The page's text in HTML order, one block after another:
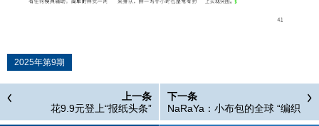
2025年第9期
上一条
花9.9元登上“报纸头条”
下一条
NaRaYa：小布包的全球 “编织
术”